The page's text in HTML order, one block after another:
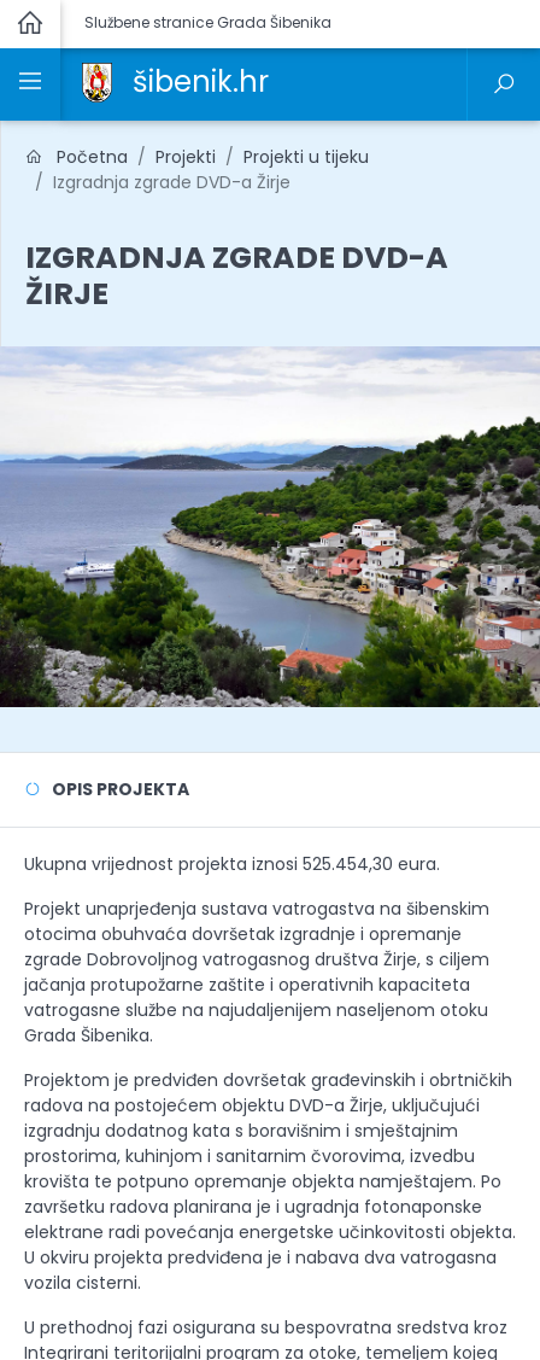
Službene stranice Grada Šibenika
šibenik.hr
Početna Projekti
Projekti u tijeku
Izgradnja zgrade DVD-a Žirje
IZGRADNJA ZGRADE DVD-A
ŽIRJE
OPIS PROJEKTA
Ukupna vrijednost projekta iznosi 525.454,30 eura.
Projekt unaprjeđenja sustava vatrogastva na šibenskim
otocima obuhvaća dovršetak izgradnje i opremanje
zgrade Dobrovoljnog vatrogasnog društva Žirje, s ciljem
jačanja protupožarne zaštite i operativnih kapaciteta
vatrogasne službe na najudaljenijem naseljenom otoku
Grada Šibenika.
Projektom je predviđen dovršetak građevinskih i obrtničkih
radova na postojećem objektu DVD-a Žirje, uključujući
izgradnju dodatnog kata s boravišnim i smještajnim
prostorima, kuhinjom i sanitarnim čvorovima, izvedbu
krovišta te potpuno opremanje objekta namještajem. Po
završetku radova planirana je i ugradnja fotonaponske
elektrane radi povećanja energetske učinkovitosti objekta.
U okviru projekta predviđena je i nabava dva vatrogasna
vozila cisterni.
U prethodnoj fazi osigurana su bespovratna sredstva kroz
Integrirani teritorijalni program za otoke, temeljem kojeg